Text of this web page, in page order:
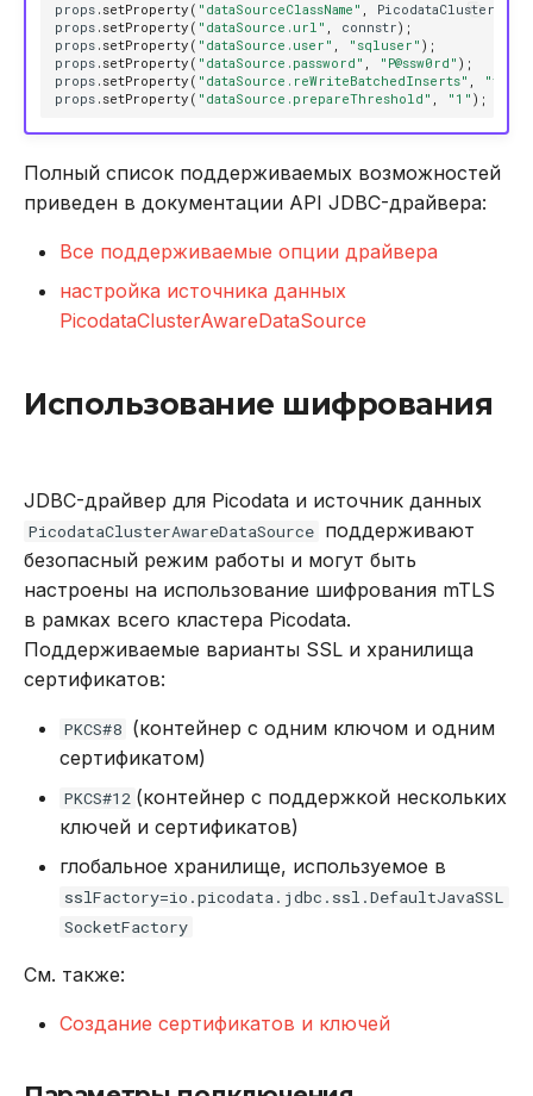
props . setProperty ( "dataSourceClassName"
props . setProperty ( "dataSource.url" connstr);
props . setProperty ( "dataSource.user" "sqluser" );
props . setProperty ( "dataSource.password" "P@ssw0rd" );
props . setProperty ( "dataSource.reWriteBatchedInserts"
"true"
props . setProperty ( "dataSource.prepareThreshold" "1" );
Полный список поддерживаемых возможностей
приведен в документации API JDBC-драйвера:
Все поддерживаемые опции драйвера
настройка источника данных
PicodataClusterAwareDataSource
Использование шифрования
JDBC-драйвер для Picodata и источник данных
PicodataClusterAwareDataSource поддерживают
безопасный режим работы и могут быть
настроены на использование шифрования mTLS
в рамках всего кластера Picodata.
Поддерживаемые варианты SSL и хранилища
сертификатов:
PKCS#8 (контейнер с одним ключом и одним
сертификатом)
PKCS#12 (контейнер с поддержкой нескольких
ключей и сертификатов)
глобальное хранилище, используемое в
sslFactory=io.picodata.jdbc.ssl.DefaultJavaSSL
SocketFactory
См. также:
Создание сертификатов и ключей